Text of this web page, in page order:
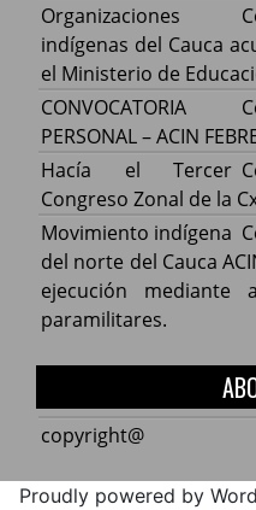
Organizaciones
indígenas del Cauca
el Ministerio de
CONVOCATORIA
PERSONAL – ACIN
Hacía el Tercer
Congreso Zonal de la
Movimiento indígena
del norte del Cauca
ejecución mediante
paramilitares.
copyright@
Proudly powered by